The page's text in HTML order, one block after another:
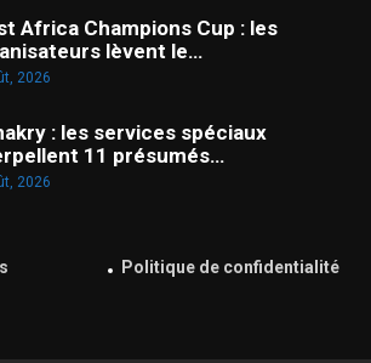
Africa Champions Cup : les
lèvent le…
2026
: les services spéciaux
11 présumés…
2026
Politique de confidentialité